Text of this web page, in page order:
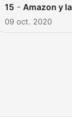
15 - Amazon y
09 oct. 2020